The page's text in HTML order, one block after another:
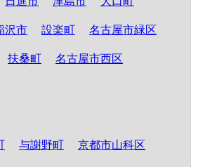
沢市 設楽町 名古屋市緑区
扶桑町 名古屋市西区
与謝野町 京都市山科区